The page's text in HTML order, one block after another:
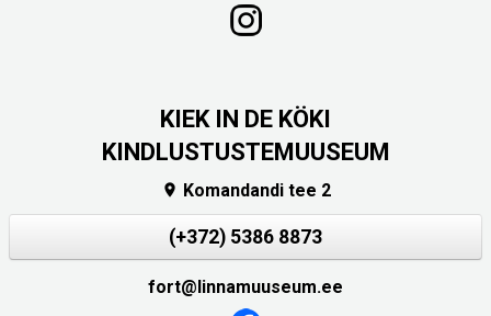
KIEK IN DE KÖKI
KINDLUSTUSTEMUUSEUM
 Komandandi tee 2
(+372) 5386 8873
fort@linnamuuseum.ee